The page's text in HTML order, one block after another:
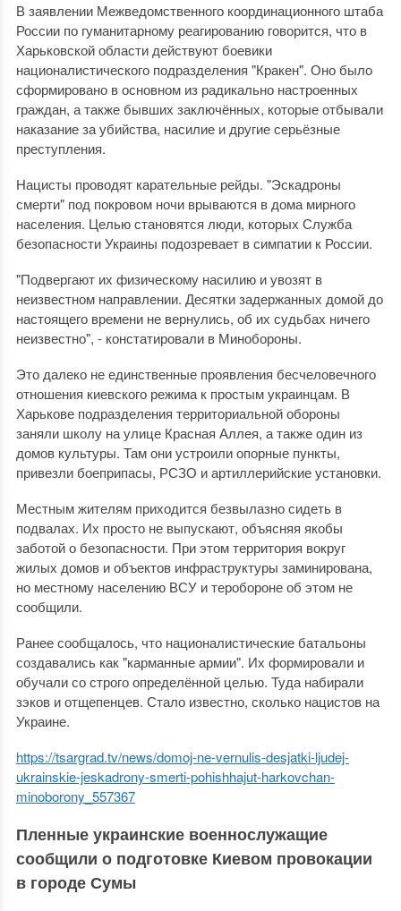
В заявлении Межведомственного координационного штаба
России по гуманитарному реагированию говорится, что в
Харьковской области действуют боевики
националистического подразделения "Кракен". Оно было
сформировано в основном из радикально настроенных
граждан, а также бывших заключённых, которые отбывали
наказание за убийства, насилие и другие серьёзные
преступления.
Нацисты проводят карательные рейды. "Эскадроны
смерти" под покровом ночи врываются в дома мирного
населения. Целью становятся люди, которых Служба
безопасности Украины подозревает в симпатии к России.
"Подвергают их физическому насилию и увозят в
неизвестном направлении. Десятки задержанных домой до
настоящего времени не вернулись, об их судьбах ничего
неизвестно", - констатировали в Минобороны.
Это далеко не единственные проявления бесчеловечного
отношения киевского режима к простым украинцам. В
Харькове подразделения территориальной обороны
заняли школу на улице Красная Аллея, а также один из
домов культуры. Там они устроили опорные пункты,
привезли боеприпасы, РСЗО и артиллерийские установки.
Местным жителям приходится безвылазно сидеть в
подвалах. Их просто не выпускают, объясняя якобы
заботой о безопасности. При этом территория вокруг
жилых домов и объектов инфраструктуры заминирована,
но местному населению ВСУ и теробороне об этом не
сообщили.
Ранее сообщалось, что националистические батальоны
создавались как "карманные армии". Их формировали и
обучали со строго определённой целью. Туда набирали
зэков и отщепенцев. Стало известно, сколько нацистов на
Украине.
https://tsargrad.tv/news/domoj-ne-vernulis-desjatki-ljudej-
ukrainskie-jeskadrony-smerti-pohishhajut-harkovchan-
minoborony_557367
Пленные украинские военнослужащие
сообщили о подготовке Киевом провокации
в городе Сумы